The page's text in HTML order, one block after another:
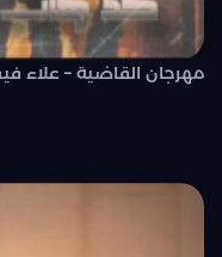
مهرجان القاضية – علاء